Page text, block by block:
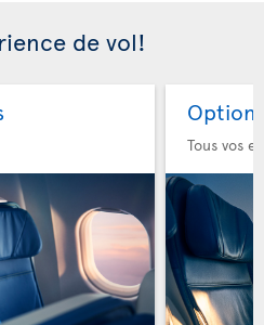
de vol!
Option
Tous vos